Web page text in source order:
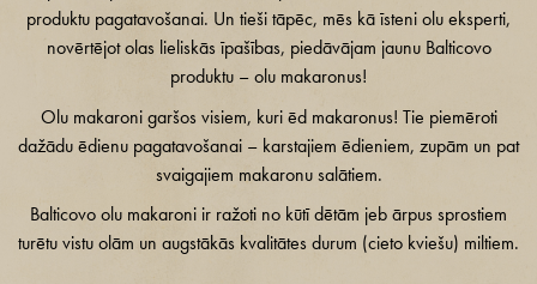
produktu pagatavošanai. Un tieši tāpēc, mēs kā īsteni olu eksperti,
novērtējot olas lieliskās īpašības, piedāvājam jaunu Balticovo
produktu – olu makaronus!
Olu makaroni garšos visiem, kuri ēd makaronus! Tie piemēroti
dažādu ēdienu pagatavošanai – karstajiem ēdieniem, zupām un pat
svaigajiem makaronu salātiem.
Balticovo olu makaroni ir ražoti no kūtī dētām jeb ārpus sprostiem
turētu vistu olām un augstākās kvalitātes durum (cieto kviešu) miltiem.